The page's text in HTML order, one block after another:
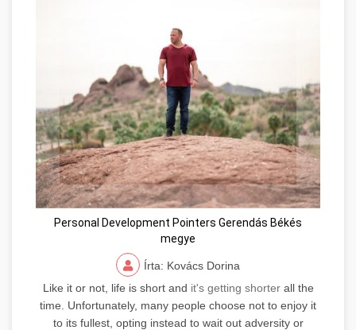
Personal Development Pointers Gerendás Békés
megye
Írta: Kovács Dorina
Like it or not, life is short and it's getting shorterall the
time. Unfortunately, many people choose not to enjoy it
to its fullest, opting instead to wait out adversity or